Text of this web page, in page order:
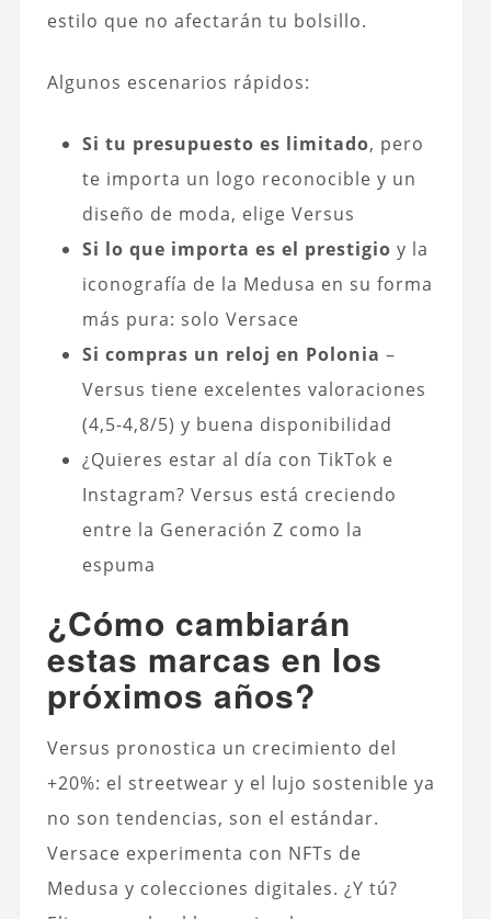
estilo que no afectarán tu bolsillo.
Algunos escenarios rápidos:
Si tu presupuesto es limitado, pero
te importa un logo reconocible y un
diseño de moda, elige Versus
Si lo que importa es el prestigio y la
iconografía de la Medusa en su forma
más pura: solo Versace
Si compras un reloj en Polonia –
Versus tiene excelentes valoraciones
(4,5-4,8/5) y buena disponibilidad
¿Quieres estar al día con TikTok e
Instagram? Versus está creciendo
entre la Generación Z como la
espuma
¿Cómo cambiarán
estas marcas en los
próximos años?
Versus pronostica un crecimiento del
+20%: el streetwear y el lujo sostenible ya
no son tendencias, son el estándar.
Versace experimenta con NFTs de
Medusa y colecciones digitales. ¿Y tú?